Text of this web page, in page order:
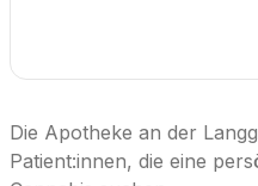
Die Apotheke an der
Patient:innen, die eine